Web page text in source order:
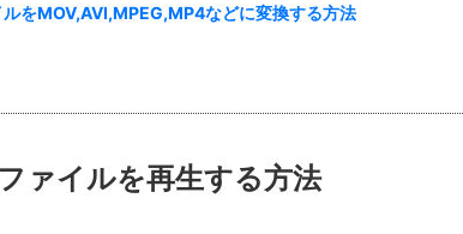
をMOV,AVI,MPEG,MP4などに変換する方法
ァイルを再生する方法